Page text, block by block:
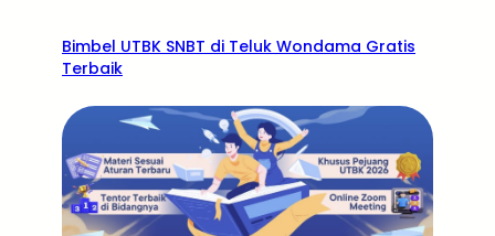
Bimbel UTBK SNBT di Teluk Wondama Gratis
Terbaik